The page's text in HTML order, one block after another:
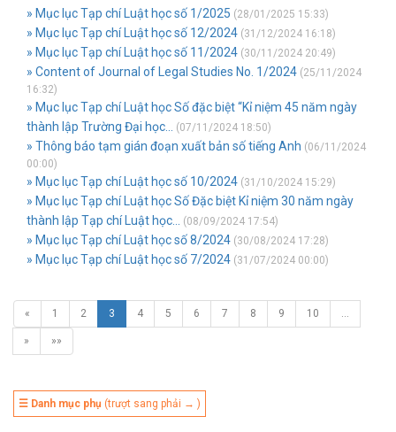
» Mục lục Tạp chí Luật học số 1/2025 (28/01/2025 15:33)
» Mục lục Tạp chí Luật học số 12/2024 (31/12/2024 16:18)
» Mục lục Tạp chí Luật học số 11/2024 (30/11/2024 20:49)
» Content of Journal of Legal Studies No. 1/2024 (25/11/2024
16:32)
» Mục lục Tạp chí Luật học Số đặc biệt “Kỉ niệm 45 năm ngày
thành lập Trường Đại học...
(07/11/2024 18:50)
» Thông báo tạm gián đoạn xuất bản số tiếng Anh (06/11/2024
00:00)
» Mục lục Tạp chí Luật học số 10/2024 (31/10/2024 15:29)
» Mục lục Tạp chí Luật học Số Đặc biệt Kỉ niệm 30 năm ngày
thành lập Tạp chí Luật học...
(08/09/2024 17:54)
» Mục lục Tạp chí Luật học số 8/2024 (30/08/2024 17:28)
» Mục lục Tạp chí Luật học số 7/2024 (31/07/2024 00:00)
« 1 2 3 4 5 6 7 8 9 10 …
» »»
☰ Danh mục phụ (trượt sang phải → )